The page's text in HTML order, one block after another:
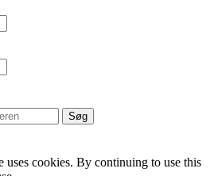
cookies. By continuing to use this